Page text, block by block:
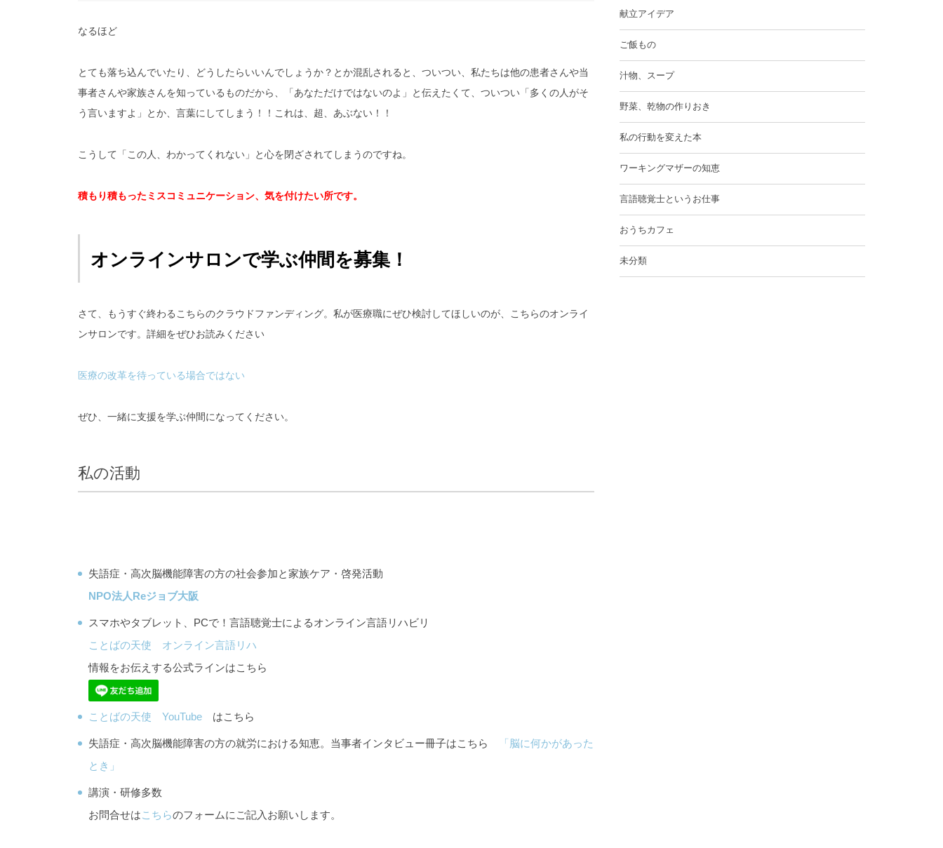
なるほど
とても落ち込んでいたり、どうしたらいいんでしょうか？とか混乱されると、ついつい、私たちは他の患者さんや当
事者さんや家族さんを知っているものだから、「あなただけではないのよ」と伝えたくて、ついつい「多くの人がそ
う言いますよ」とか、言葉にしてしまう！！これは、超、あぶない！！
こうして「この人、わかってくれない」と心を閉ざされてしまうのですね。
積もり積もったミスコミュニケーション、気を付けたい所です。
オンラインサロンで学ぶ仲間を募集！
さて、もうすぐ終わるこちらのクラウドファンディング。私が医療職にぜひ検討してほしいのが、こちらのオンライ
ンサロンです。詳細をぜひお読みください
医療の改革を待っている場合ではない
ぜひ、一緒に支援を学ぶ仲間になってください。
私の活動
失語症・高次脳機能障害の方の社会参加と家族ケア・啓発活動
NPO法人Reジョブ大阪
スマホやタブレット、PCで！言語聴覚士によるオンライン言語リハビリ
ことばの天使 オンライン言語リハ
情報をお伝えする公式ラインはこちら
ことばの天使 YouTube はこちら
失語症・高次脳機能障害の方の就労における知恵。当事者インタビュー冊子はこちら
「脳に何かがあった
とき」
講演・研修多数
お問合せはこちらのフォームにご記入お願いします。
献立アイデア
ご飯もの
汁物、スープ
野菜、乾物の作りおき
私の行動を変えた本
ワーキングマザーの知恵
言語聴覚士というお仕事
おうちカフェ
未分類